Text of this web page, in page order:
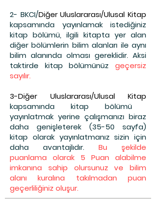
2- BKCI/Diğer Uluslararası/Ulusal Kitap
kapsamında yayınlamak istediğiniz
kitap bölümü, ilgili kitapta yer alan
diğer bölümlerin bilim alanları ile aynı
bilim alanında olması gereklidir. Aksi
taktirde kitap bölümünüz geçersiz
sayılır.
3-Diğer Uluslararası/Ulusal Kitap
kapsamında kitap bölümü
yayınlatmak yerine çalışmanızı biraz
daha genişleterek (35-50 sayfa)
kitap olarak yayınlatmanız sizin için
daha avantajlıdır. Bu şekilde
puanlama olarak 5 Puan alabilme
imkanına sahip olursunuz ve bilim
alanı kuralına takılmadan puan
geçerliliğiniz oluşur.